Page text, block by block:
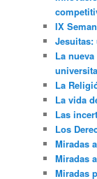
IX
La
La
La vida
Las
Los
Miradas
Miradas
Miradas